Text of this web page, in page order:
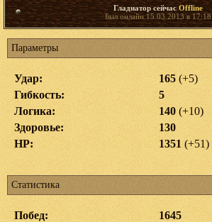
Гладиатор сейчасOffline
Был онлайн 15.03.2013 в 17:18
Параметры
Удар: 165 (+5)
Гибкость:
5
Логика:
140 (+10)
Здоровье:
130
HP:
1351 (+51)
Статистика
Побед:
1645